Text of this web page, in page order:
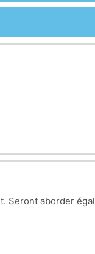
Seront aborder